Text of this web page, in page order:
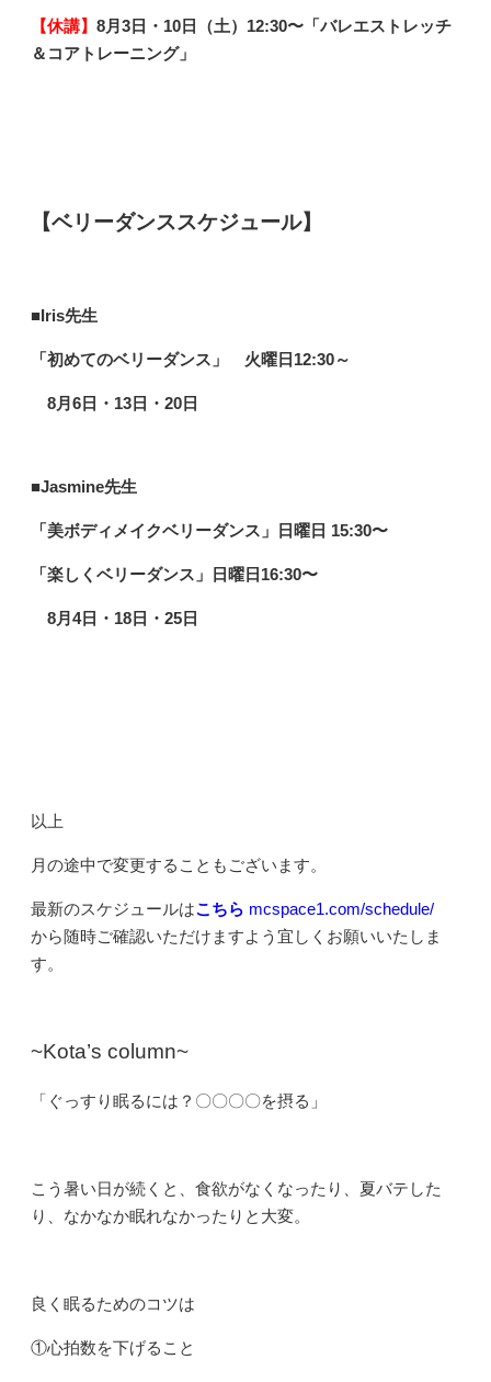
【休講】 8月3日・10日（土）12:30〜「バレエストレッチ
＆コアトレーニング」
【ベリーダンススケジュール】
■Iris先生
「初めてのベリーダンス」 火曜日12:30～
8月6日・13日・20日
■Jasmine先生
「美ボディメイクベリーダンス」日曜日 15:30〜
「楽しくベリーダンス」日曜日16:30〜
8月4日・18日・25日
以上
月の途中で変更することもございます。
最新のスケジュールはこちら mcspace1.com/schedule/
から随時ご確認いただけますよう宜しくお願いいたしま
す。
~Kota’s column~
「ぐっすり眠るには？〇〇〇〇を摂る」
こう暑い日が続くと、食欲がなくなったり、夏バテした
り、なかなか眠れなかったりと大変。
良く眠るためのコツは
①心拍数を下げること